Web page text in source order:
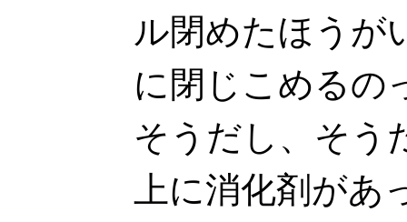
ル閉めたほうが
に閉じこめるの
そうだし、そう
上に消化剤が